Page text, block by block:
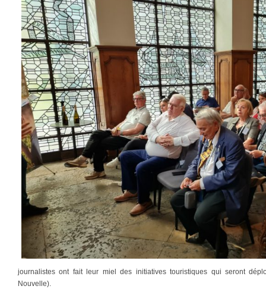
journalistes ont fait leur miel des initiatives touristiques qui seront
Nouvelle).